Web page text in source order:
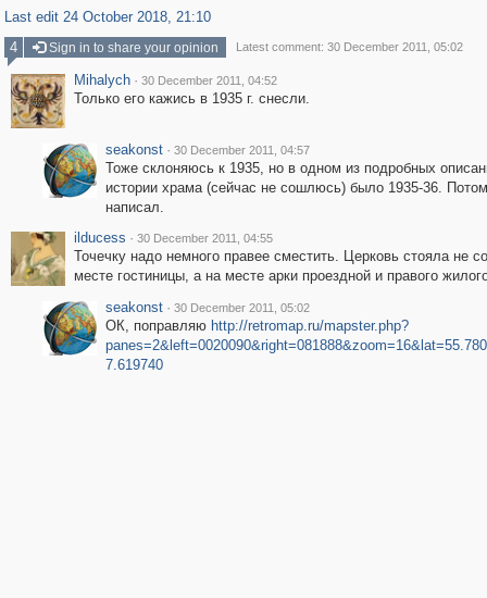
Last edit 24 October 2018, 21:10
4
Sign in to share your opinion Latest comment: 30 December 2011, 05:02
Mihalych · 30 December 2011, 04:52
Только его кажись в 1935 г. снесли.
seakonst · 30 December 2011, 04:57
Тоже склоняюсь к 1935, но в одном из подробных
истории храма (сейчас не сошлюсь) было 1935-36.
написал.
ilducess · 30 December 2011, 04:55
Точечку надо немного правее сместить. Церковь стояла не
месте гостиницы, а на месте арки проездной и правого
seakonst · 30 December 2011, 05:02
ОК, поправляю http://retromap.ru/mapster.php?
7.619740